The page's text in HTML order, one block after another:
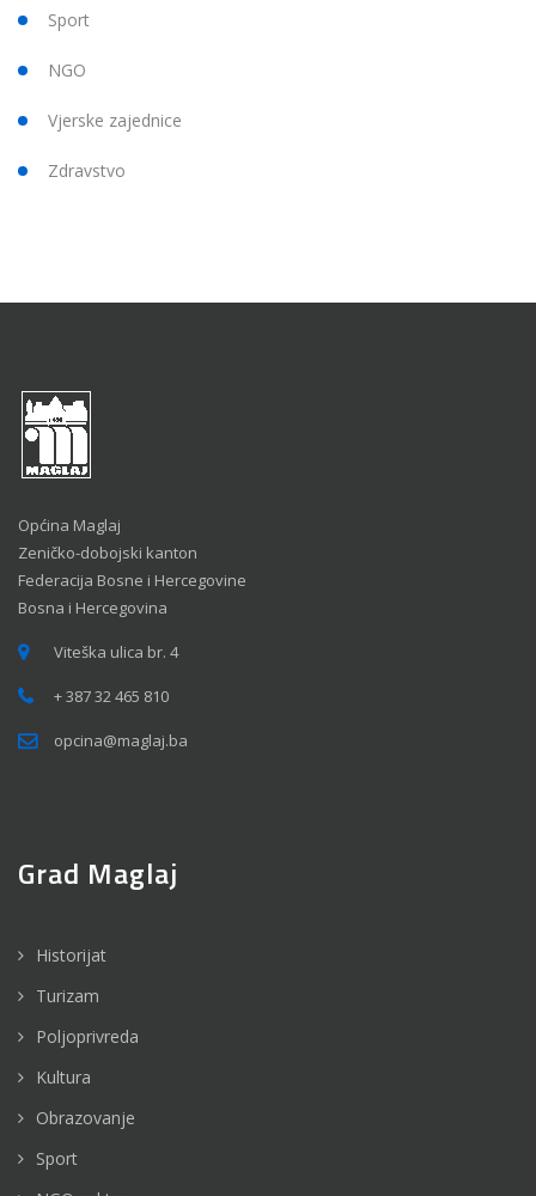
Sport
NGO
Vjerske zajednice
Zdravstvo
Općina Maglaj
Zeničko-dobojski kanton
Federacija Bosne i Hercegovine
Bosna i Hercegovina
Viteška ulica br. 4
+ 387 32 465 810
opcina@maglaj.ba
Grad Maglaj
Historijat
Turizam
Poljoprivreda
Kultura
Obrazovanje
Sport